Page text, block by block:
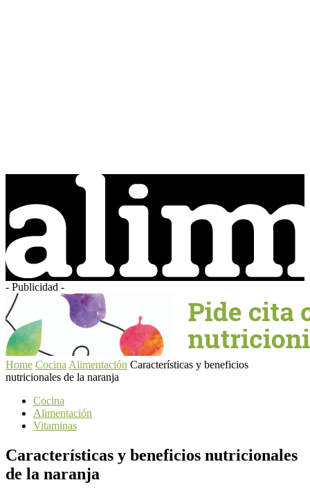
- Publicidad -
Home Cocina Alimentación Características y beneficios
nutricionales de la naranja
Cocina
Alimentación
Vitaminas
Características y beneficios nutricionales
de la naranja